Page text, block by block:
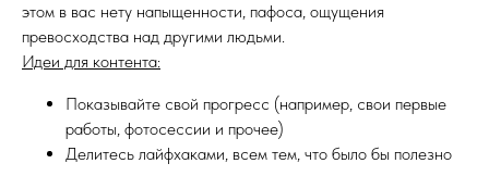
этом в вас нету напыщенности, пафоса, ощущения
превосходства над другими людьми.
Идеи для контента:
Показывайте свой прогресс (например, свои первые
работы, фотосессии и прочее)
Делитесь лайфхаками, всем тем, что было бы полезно